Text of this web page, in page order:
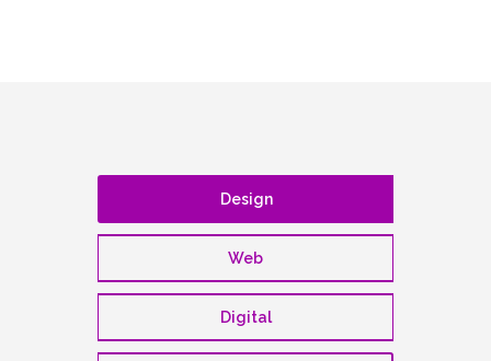
Design
Web
Digital